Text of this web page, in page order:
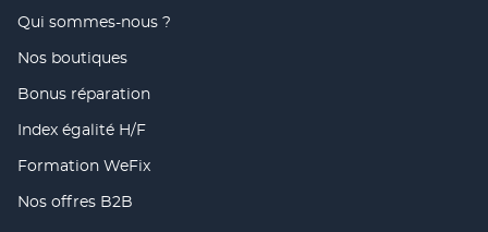
Qui sommes-nous ?
(ouvre
dans
nouvelle
Nos boutiques
(ouvre
dans
nouvelle
Bonus réparation
(ouvre
dans
nouvelle
Index égalité H/F
(ouvre
dans
nouvelle
Formation WeFix
(ouvre
dans
Nos offres B2B
(ouvre